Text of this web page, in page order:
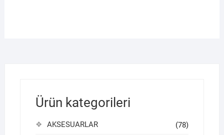
Ürün kategorileri
AKSESUARLAR (78)